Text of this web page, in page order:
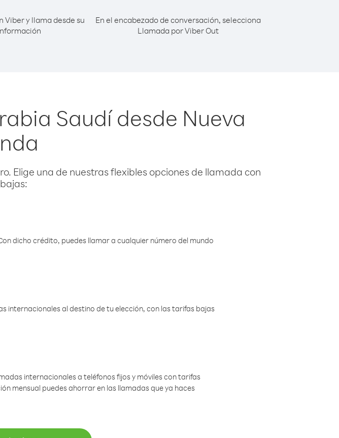
Viber y llama desde su
En el encabezado de conversación, selecciona
Llamada por Viber Out
Saudí desde Nueva
Elige una de nuestras flexibles opciones de llamada con
dicho crédito, puedes llamar a cualquier número del mundo
internacionales al destino de tu elección, con las tarifas bajas
internacionales a teléfonos fijos y móviles con tarifas
mensual puedes ahorrar en las llamadas que ya haces